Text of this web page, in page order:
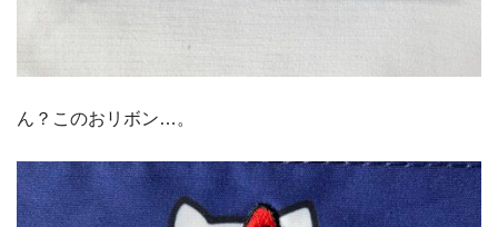
ん？このおリボン…。